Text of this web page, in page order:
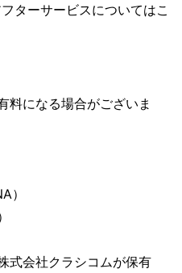
ターサービスについてはこ
料になる場合がございま
）
式会社クラシコムが保有